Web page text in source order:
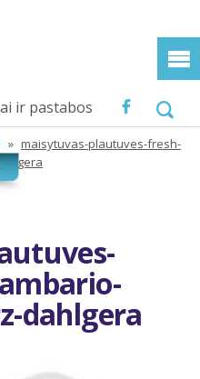
ir pastabos
» maisytuvas-plautuves-fresh-
dahlgera